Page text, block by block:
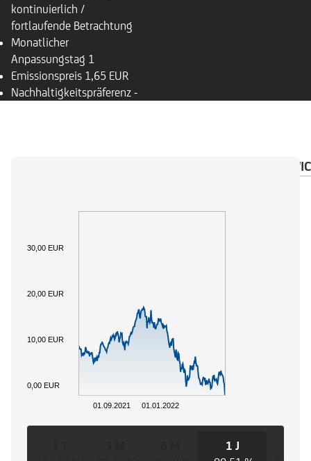
kontinuierlich /
fortlaufende Betrachtung
Monatlicher
Anpassungstag 1
Emissionspreis 1,65 EUR
Nachhaltigkeitspräferenz -
01.01.2022
01.09.2021
0,00 EUR
10,00 EUR
20,00 EUR
30,00 EUR
1 J